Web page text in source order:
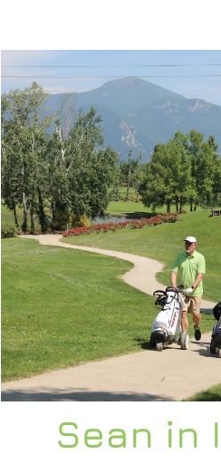
Sean in